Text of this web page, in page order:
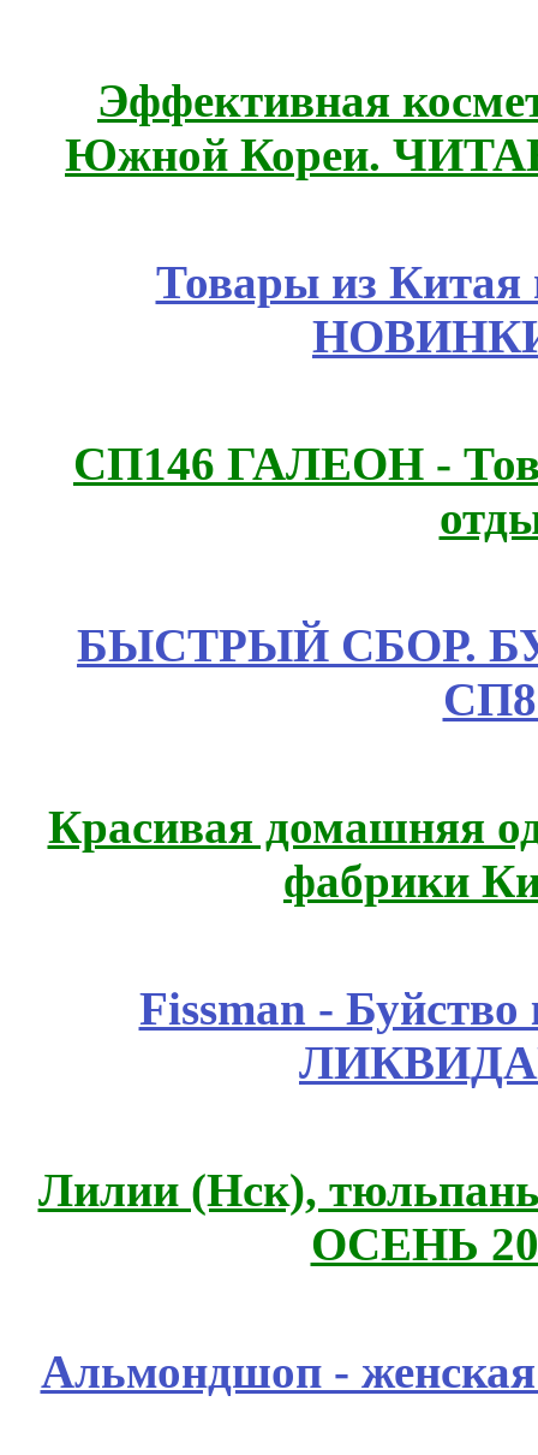
Эффективная
Южной Кореи.
Товары из Китая
СП146 ГАЛЕОН -
БЫСТРЫЙ СБОР.
Красивая домашняя
фабрики
Fissmаn -
Лилии (Нск),
ОСЕНЬ
Альмондшоп -